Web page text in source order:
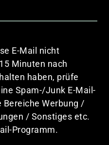
E-Mail nicht
Minuten nach
haben, prüfe
Spam-/Junk E-Mail-
Bereiche Werbung /
/ Sonstiges etc.
Programm.